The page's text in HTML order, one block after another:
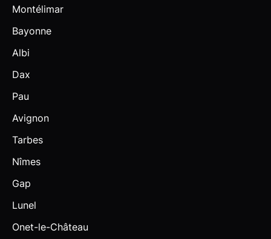
Montélimar
Bayonne
Albi
Dax
Pau
Avignon
Tarbes
Nîmes
Gap
Lunel
Onet-le-Château